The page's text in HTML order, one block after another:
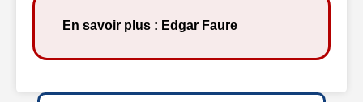
En savoir plus : Edgar Faure